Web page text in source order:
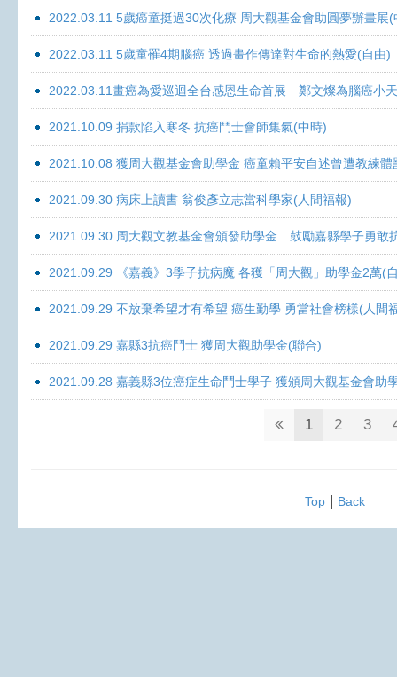
2022.03.11 5歲癌童挺過30次化療 周大觀基金會助圓夢辦畫展
2022.03.11 5歲童罹4期腦癌 透過畫作傳達對生命的熱愛(自由)
2022.03.11畫癌為愛巡迴全台感恩生命首展 鄭文燦為腦癌小
2021.10.09 捐款陷入寒冬 抗癌鬥士會師集氣(中時)
2021.10.08 獲周大觀基金會助學金 癌童賴平安自述曾遭教練體
2021.09.30 病床上讀書 翁俊彥立志當科學家(人間福報)
2021.09.30 周大觀文教基金會頒發助學金 鼓勵嘉縣學子勇敢
2021.09.29 《嘉義》3學子抗病魔 各獲「周大觀」助學金2萬(
2021.09.29 不放棄希望才有希望 癌生勤學 勇當社會榜樣(人間
2021.09.29 嘉縣3抗癌鬥士 獲周大觀助學金(聯合)
2021.09.28 嘉義縣3位癌症生命鬥士學子 獲頒周大觀基金會助
1 2 3
Top| Back